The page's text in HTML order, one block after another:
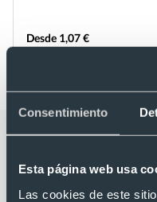
Consentimiento
Esta página web usa
Las cookies de este
Desde 1,07 €
Categorías
playa
cm aprox.